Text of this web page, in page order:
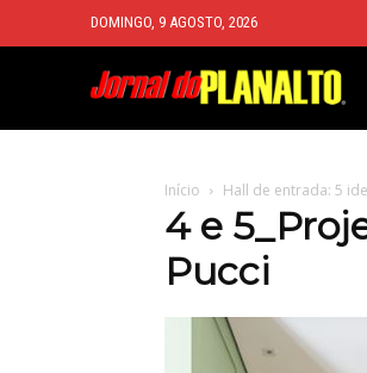
DOMINGO, 9 AGOSTO, 2026
Início Hall de entrada: 5
4 e
Pucci